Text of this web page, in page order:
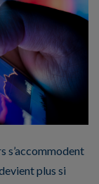
s’accommodent
plus si